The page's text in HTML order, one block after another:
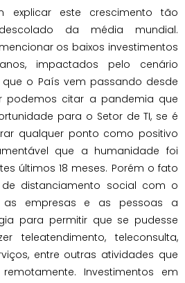
explicar este crescimento tão
da média mundial.
os baixos investimentos
impactados pelo cenário
o País vem passando desde
podemos citar a pandemia que
para o Setor de TI, se é
qualquer ponto como positivo
que a humanidade foi
últimos 18 meses. Porém o fato
distanciamento social com o
as empresas e as pessoas a
para permitir que se pudesse
teleatendimento, teleconsulta,
entre outras atividades que
Investimentos em